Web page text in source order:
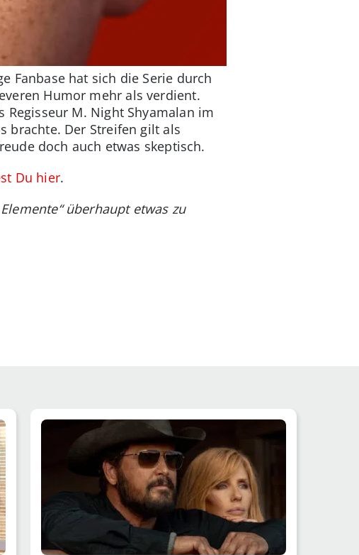
Fanbase hat sich die Serie durch
Humor mehr als verdient.
Regisseur M. Night Shyamalan im
brachte. Der Streifen gilt als
doch auch etwas skeptisch.
Du hier.
überhaupt etwas zu